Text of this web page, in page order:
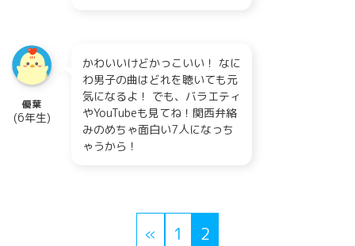
優葉
(6年生)
かわいいけどかっこいい！ なに
わ男子の曲はどれを聴いても元
気になるよ！ でも、バラエティ
やYouTubeも見てね！関西弁絡
みのめちゃ面白い7人になっち
ゃうから！
« 1 2